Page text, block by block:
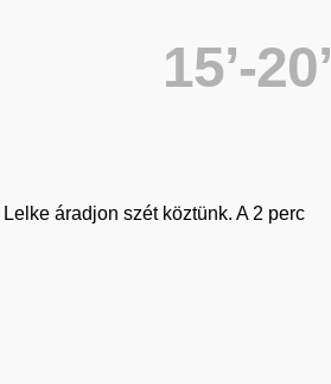
15’-20’
áradjon szét köztünk. A 2 perc